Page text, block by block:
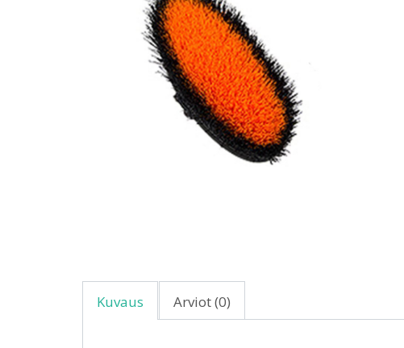
Kuvaus Arviot (0)